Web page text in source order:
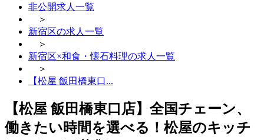
非公開求人一覧
＞
新宿区の求人一覧
＞
新宿区×和食・懐石料理の求人一覧
＞
【松屋 飯田橋東口...
【松屋 飯田橋東口店】全国チェーン、
働きたい時間を選べる！松屋のキッチ